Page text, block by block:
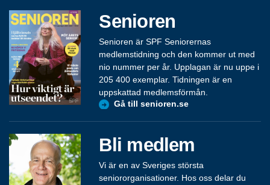
Senioren
Senioren är SPF Seniorernas
medlemstidning och den kommer ut med
nio nummer per år. Upplagan är nu uppe i
205 400 exemplar. Tidningen är en
uppskattad medlemsförmån.
Gå till senioren.se
Bli medlem
Vi är en av Sveriges största
seniororganisationer. Hos oss delar du